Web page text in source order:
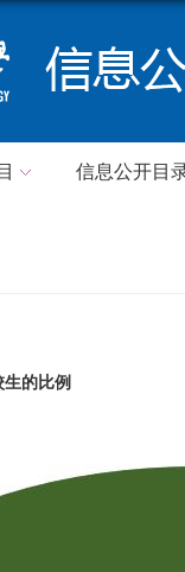
信息公开目
的比例